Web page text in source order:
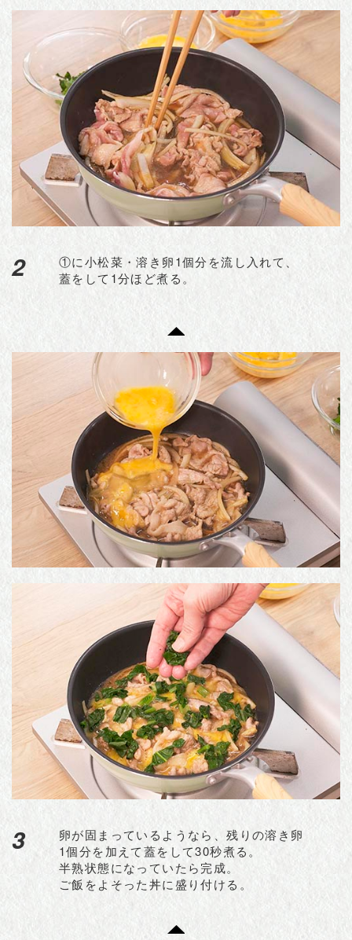
2
①に小松菜・溶き卵1個分を流し入れて、
蓋をして1分ほど煮る。
3
卵が固まっているようなら、残りの溶き卵
1個分を加えて蓋をして30秒煮る。
半熟状態になっていたら完成。
ご飯をよそった丼に盛り付ける。